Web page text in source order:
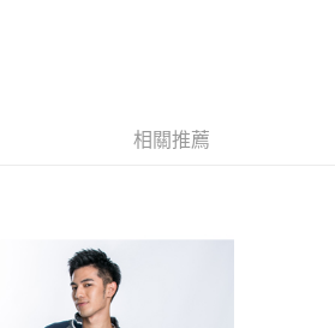
相關推薦